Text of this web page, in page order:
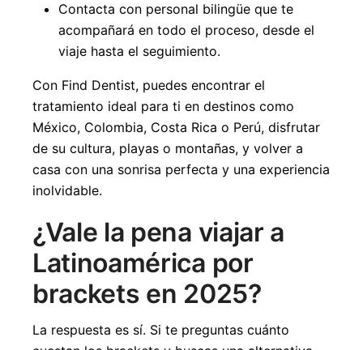
Contacta con personal bilingüe que te
acompañará en todo el proceso, desde el
viaje hasta el seguimiento.
Con Find Dentist, puedes encontrar el
tratamiento ideal para ti en destinos como
México, Colombia, Costa Rica o Perú, disfrutar
de su cultura, playas o montañas, y volver a
casa con una sonrisa perfecta y una experiencia
inolvidable.
¿Vale la pena viajar a
Latinoamérica por
brackets en 2025?
La respuesta es sí. Si te preguntas cuánto